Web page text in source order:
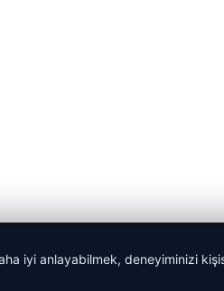
iyi anlayabilmek, deneyiminizi